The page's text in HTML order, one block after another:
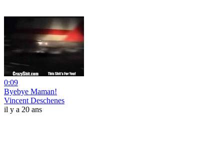
0:09
Byebye Maman!
Vincent Deschenes
il y a 20 ans